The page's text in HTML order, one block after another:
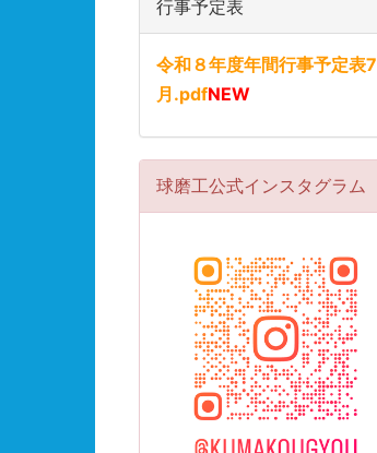
行事予定表
令和８年度年間行事予定表7
月.pdfNEW
球磨工公式インスタグラム